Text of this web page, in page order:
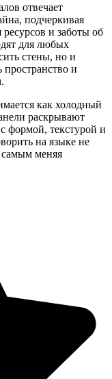
отвечает
подчеркивая
и заботы об
для любых
стены, но и
пространство и
как холодный
раскрывают
формой, текстурой и
на языке не
самым меняя